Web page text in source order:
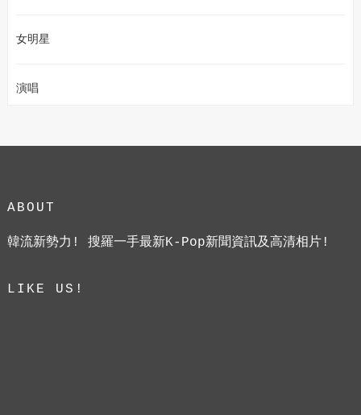
女明星
演唱
ABOUT
韓流新勢力! 搜羅一手最新K-Pop新聞資訊及高清相片!
LIKE US!